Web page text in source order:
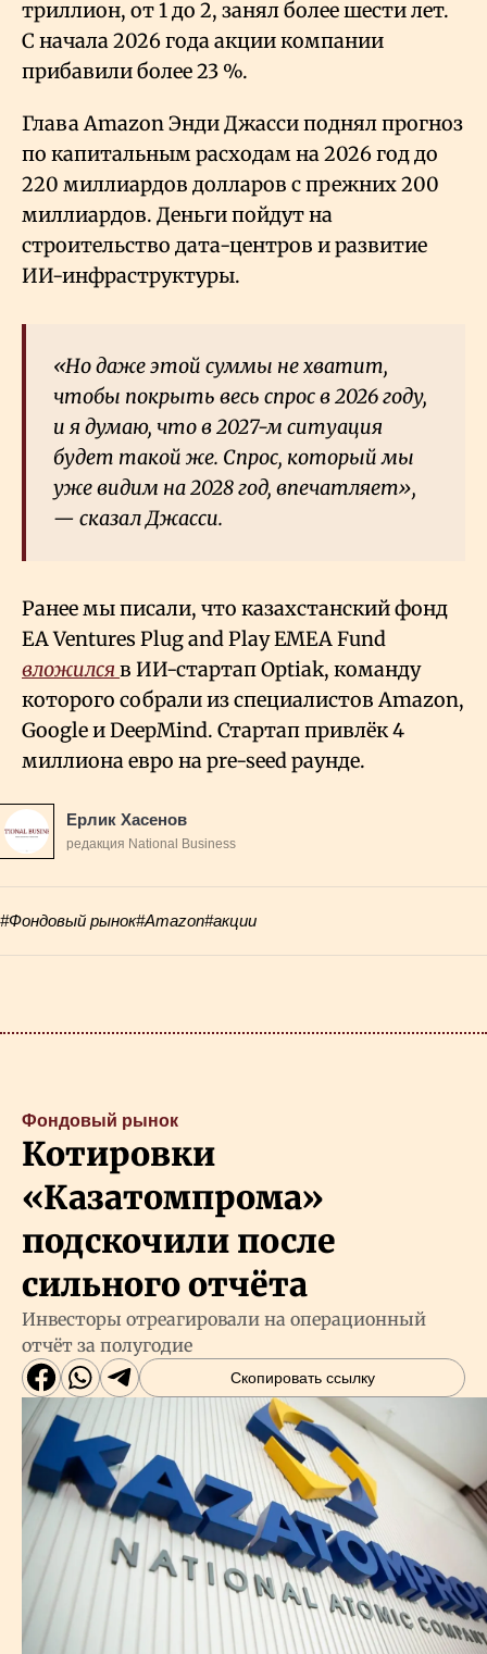
триллион, от 1 до 2, занял более шести лет.
С начала 2026 года акции компании
прибавили более 23 %.
Глава Amazon Энди Джасси поднял прогноз
по капитальным расходам на 2026 год до
220 миллиардов долларов с прежних 200
миллиардов. Деньги пойдут на
строительство дата-центров и развитие
ИИ-инфраструктуры.
«Но даже этой суммы не хватит,
чтобы покрыть весь спрос в 2026 году,
и я думаю, что в 2027-м ситуация
будет такой же. Спрос, который мы
уже видим на 2028 год, впечатляет»,
— сказал Джасси.
Ранее мы писали, что казахстанский фонд
EA Ventures Plug and Play EMEA Fund
вложился в ИИ-стартап Optiak, команду
которого собрали из специалистов Amazon,
Google и DeepMind. Стартап привлёк 4
миллиона евро на pre-seed раунде.
Ерлик Хасенов
редакция National Business
#Фондовый рынок#Amazon#акции
Фондовый рынок
Котировки
«Казатомпрома»
подскочили после
сильного отчёта
Инвесторы отреагировали на операционный
отчёт за полугодие
Скопировать ссылку